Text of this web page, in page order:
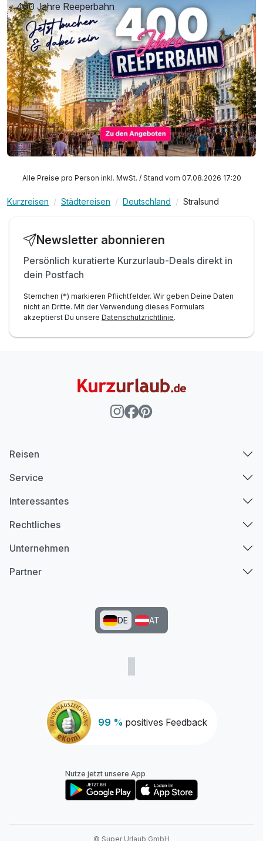
400 Jahre Reeperbahn
Alle Preise pro Person inkl. MwSt. / Stand vom 07.08.2026 17:20
Kurzreisen Städtereisen Deutschland Stralsund
Newsletter abonnieren
Persönlich kuratierte Kurzurlaub-Deals direkt in
dein Postfach
Sternchen (*) markieren Pflichtfelder. Wir geben Deine Daten
nicht an Dritte. Mit der Verwendung dieses Formulars
akzeptierst Du unsere Datenschutzrichtlinie.
99 % positives Feedback
Reisen
Service
Interessantes
Rechtliches
Unternehmen
Partner
DE AT
Nutze jetzt unsere App
© Super Urlaub GmbH